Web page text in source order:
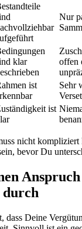
Nur
klar
offen
ist
Sehr
ist
nicht
bevor Du
dass Deine